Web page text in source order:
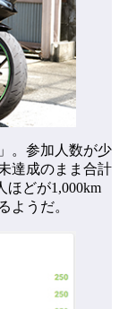
。参加人数が少
達成のまま合計
ほどが1,000km
ようだ。